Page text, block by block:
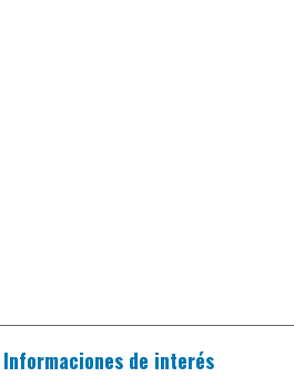
Informaciones de interés